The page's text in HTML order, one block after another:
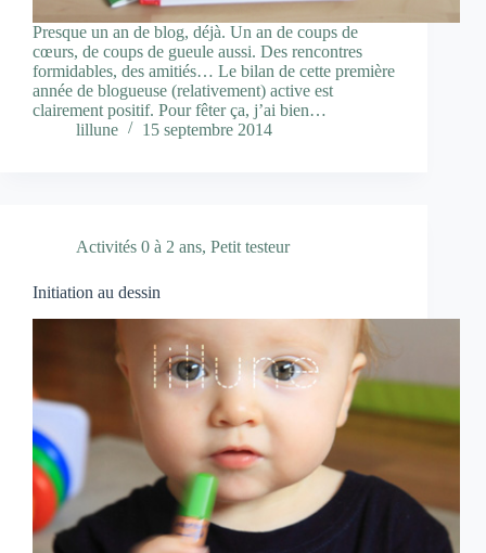
Presque un an de blog, déjà. Un an de coups de
cœurs, de coups de gueule aussi. Des rencontres
formidables, des amitiés… Le bilan de cette première
année de blogueuse (relativement) active est
clairement positif. Pour fêter ça, j’ai bien…
lillune
15 septembre 2014
Activités 0 à 2 ans, Petit testeur
Initiation au dessin